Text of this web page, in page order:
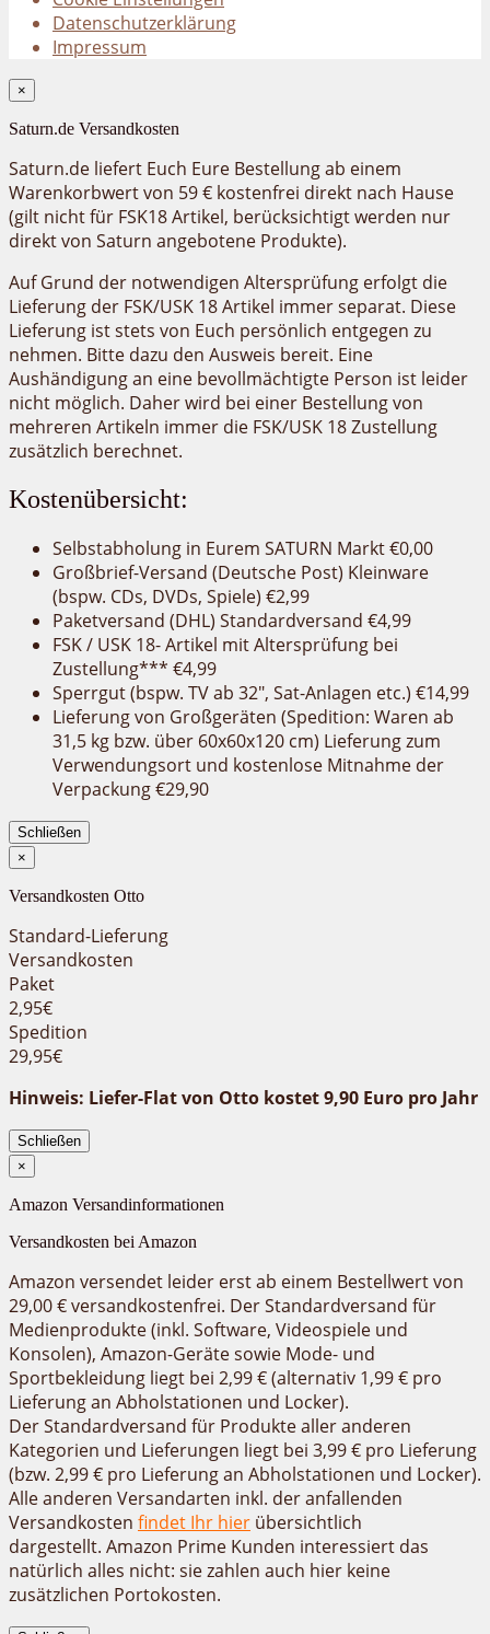
Datenschutzerklärung
Impressum
×
Saturn.de Versandkosten
Saturn.de liefert Euch Eure Bestellung ab einem
Warenkorbwert von 59 € kostenfrei direkt nach Hause
(gilt nicht für FSK18 Artikel, berücksichtigt werden nur
direkt von Saturn angebotene Produkte).
Auf Grund der notwendigen Altersprüfung erfolgt die
Lieferung der FSK/USK 18 Artikel immer separat. Diese
Lieferung ist stets von Euch persönlich entgegen zu
nehmen. Bitte dazu den Ausweis bereit. Eine
Aushändigung an eine bevollmächtigte Person ist leider
nicht möglich. Daher wird bei einer Bestellung von
mehreren Artikeln immer die FSK/USK 18 Zustellung
zusätzlich berechnet.
Kostenübersicht:
Selbstabholung in Eurem SATURN Markt €0,00
Großbrief-Versand (Deutsche Post) Kleinware
(bspw. CDs, DVDs, Spiele) €2,99
Paketversand (DHL) Standardversand €4,99
FSK / USK 18- Artikel mit Altersprüfung bei
Zustellung*** €4,99
Sperrgut (bspw. TV ab 32″, Sat-Anlagen etc.) €14,99
Lieferung von Großgeräten (Spedition: Waren ab
31,5 kg bzw. über 60x60x120 cm) Lieferung zum
Verwendungsort und kostenlose Mitnahme der
Verpackung €29,90
Schließen
×
Versandkosten Otto
Standard-Lieferung
Versandkosten
Paket
2,95€
Spedition
29,95€
Hinweis: Liefer-Flat von Otto kostet 9,90 Euro pro Jahr
Schließen
×
Amazon Versandinformationen
Versandkosten bei Amazon
Amazon versendet leider erst ab einem Bestellwert von
29,00 € versandkostenfrei. DerStandardversand für
Medienprodukte (inkl. Software, Videospiele und
Konsolen), Amazon-Geräte sowie Mode- und
Sportbekleidung liegt bei 2,99 € (alternativ 1,99 € pro
Lieferung an Abholstationen und Locker).
DerStandardversand für Produkte aller anderen
Kategorien und Lieferungen liegt bei 3,99 € pro Lieferung
(bzw. 2,99 € pro Lieferung an Abholstationen und Locker).
Alle anderen Versandarten inkl. der anfallenden
Versandkosten findet Ihr hier übersichtlich
dargestellt. Amazon Prime Kunden interessiert das
natürlich alles nicht: sie zahlen auch hier keine
zusätzlichen Portokosten.